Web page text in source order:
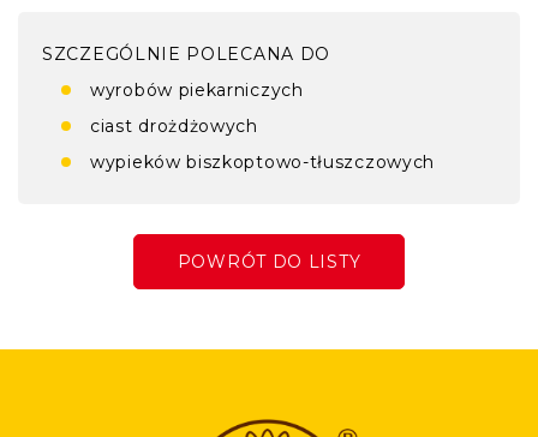
SZCZEGÓLNIE POLECANA DO
wyrobów piekarniczych
ciast drożdżowych
wypieków biszkoptowo-tłuszczowych
POWRÓT DO LISTY